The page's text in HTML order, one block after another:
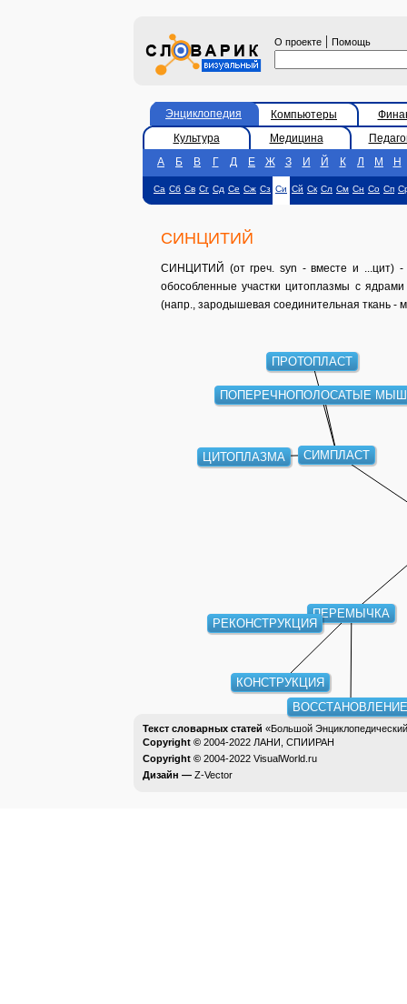
О проекте | Помощь
Энциклопедия Компьютеры
Культура
Медицина
А
Б В Г Д Е Ж З И Й К Л М Н
Са Сб Св Сг Сд Се Сж Сз Си Сй Ск Сл См Сн Со Сп
СИНЦИТИЙ
СИНЦИТИЙ (от греч. syn - вместе и ...цит) -
обособленные участки цитоплазмы с
(напр., зародышевая соединительная ткань -
СИМПЛАСТ
ПЕРЕМЫЧКА
ПОПЕРЕЧНОПОЛОСАТЫЕ
ПРОТОПЛАСТ
ЦИТОПЛАЗМА
РЕКОНСТРУКЦИЯ
КОНСТРУКЦИЯ
Текст словарных статей «Большой
Copyright © 2004-2022 ЛАНИ, СПИИРАН
Copyright © 2004-2022 VisualWorld.ru
Дизайн — Z-Vector